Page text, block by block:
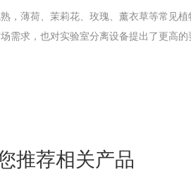
，薄荷、茉莉花、玫瑰、薰衣草等常见
需求，也对实验室分离设备提出了更高的
推荐相关产品